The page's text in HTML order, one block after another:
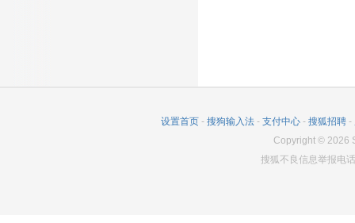
设置首页 - 搜狗输入法 - 支付中心 - 搜狐招聘 -
Copyright © 2026
搜狐不良信息举报电